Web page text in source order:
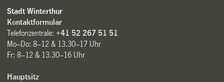
Stadt Winterthur
Kontaktformular
Telefonzentrale:+41 52 267 51 51
Mo–Do: 8–12 & 13.30–17 Uhr
Fr: 8–12 & 13.30–16 Uhr
Hauptsitz